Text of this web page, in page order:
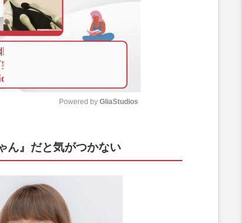
u
Powered by GliaStudios
ん』だと気がつかない